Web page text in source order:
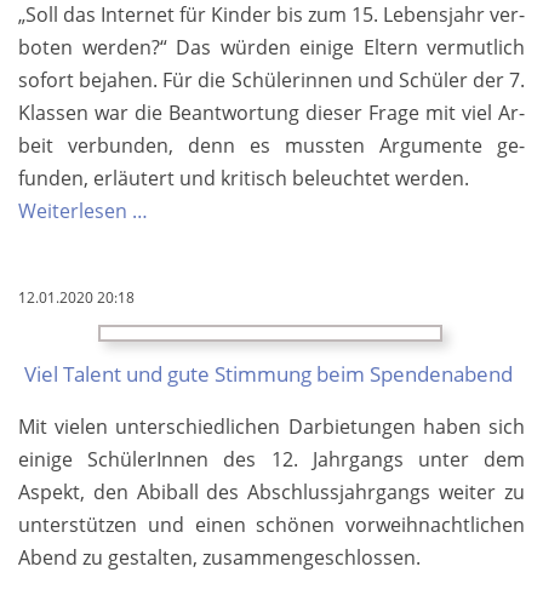
„Soll das Inter­net für Kin­der bis zum 15. Lebens­jahr ver­
boten werden?“ Das würden einige El­tern ver­mutlich
so­fort be­jahen. Für die Schüler­in­nen und Schüler der 7.
Klas­sen war die Be­ant­wortung dieser Fra­ge mit viel Ar­
beit ver­bunden, denn es muss­ten Argu­mente ge­
funden, er­läutert und kritisch be­leuch­tet werden.
Weiterlesen …
in
den
Klassen
12.01.2020 20:18
Viel Talent und gute Stim­mung beim Spenden­abend
Mit vielen unterschied­lichen Dar­bie­tungen haben sich
ei­nige Schüler­Innen des 12. Jahr­gangs unter dem
Aspekt, den Abi­ball des Ab­schluss­jahrgangs weiter zu
unter­stützen und einen schönen vor­weih­nachtlichen
Abend zu ge­stalten, zu­sammen­geschlossen.